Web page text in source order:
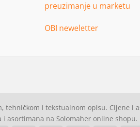
preuzimanje u marketu
OBI neweletter
tehničkom i tekstualnom opisu. Cijene i
i asortimana na Solomaher online shopu.